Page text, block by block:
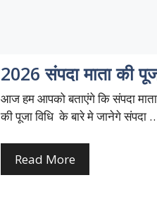
2026 संपदा माता की
आज हम आपको बताएंगे कि संपदा
की पूजा विधि के बारे मे जानेगे संपदा
Read More